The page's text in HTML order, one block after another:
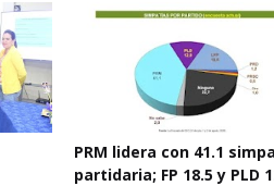
PRM lidera con 41.1
partidaria; FP 18.5 y PLD